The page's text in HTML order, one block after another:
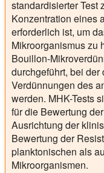
standardisierter Test
Konzentration eines
erforderlich ist, um
Mikroorganismus zu
Bouillon-
durchgeführt, bei
Verdünnungen des
werden. MHK-Tests
für die Bewertung
Ausrichtung der
Bewertung der
planktonischen als
Mikroorganismen.